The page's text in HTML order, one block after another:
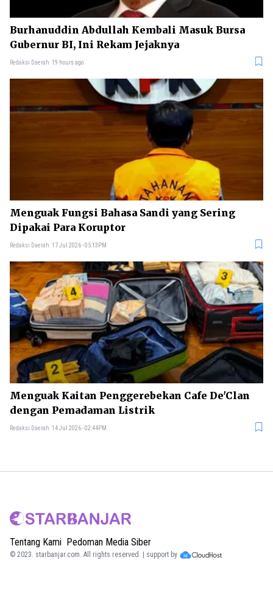
Burhanuddin Abdullah Kembali Masuk Bursa
Gubernur BI, Ini Rekam Jejaknya
Redaksi Daerah 19 hours ago
Menguak Fungsi Bahasa Sandi yang Sering
Dipakai Para Koruptor
Redaksi Daerah 17 Jul 2026 - 05:13PM
Menguak Kaitan Penggerebekan Cafe De'Clan
dengan Pemadaman Listrik
Redaksi Daerah 14 Jul 2026 - 02:44PM
Tentang Kami Pedoman Media Siber
© 2023. starbanjar.com. All rights reserved. | support by